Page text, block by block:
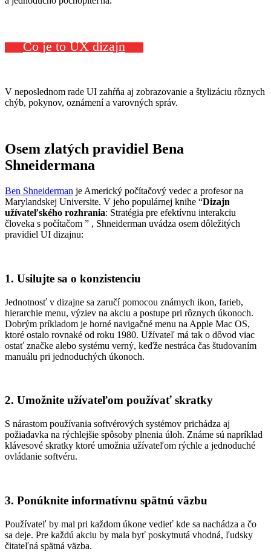
Čo je to UX dizajn
V neposlednom rade UI zahŕňa aj zobrazovanie a štylizáciu rôznych
chýb, pokynov, oznámení a varovných správ.
Osem zlatých pravidiel Bena
Shneidermana
Ben Shneiderman je Americký počítačový vedec a profesor na
Marylandskej Universite. V jeho populárnej knihe “Dizajn
užívateľského rozhrania: Stratégia pre efektívnu interakciu
človeka s počítačom ” , Shneiderman uvádza osem dôležitých
pravidiel UI dizajnu:
1. Usilujte sa o konzistenciu
Jednotnosť v dizajne sa zaručí pomocou známych ikon, farieb,
hierarchie menu, výziev na akciu a postupe pri rôznych úkonoch.
Dobrým príkladom je horné navigačné menu na Apple Mac OS,
ktoré ostalo rovnaké od roku 1980. Užívateľ má tak o dôvod viac
ostať značke alebo systému verný, keďže nestráca čas študovaním
manuálu pri jednoduchých úkonoch.
2. Umožnite užívateľom používať skratky
S nárastom používania softvérových systémov prichádza aj
požiadavka na rýchlejšie spôsoby plnenia úloh. Známe sú napríklad
klávesové skratky ktoré umožnia užívateľom rýchle a jednoduché
ovládanie softvéru.
3. Ponúknite informatívnu spätnú väzbu
Používateľ by mal pri každom úkone vedieť kde sa nachádza a čo
sa deje. Pre každú akciu by mala byť poskytnutá vhodná, ľudsky
čitateľná spätná väzba.